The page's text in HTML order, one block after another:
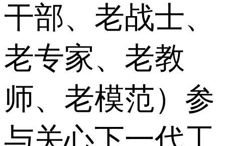
干部、老战士、
老专家、老教
师、老模范）参